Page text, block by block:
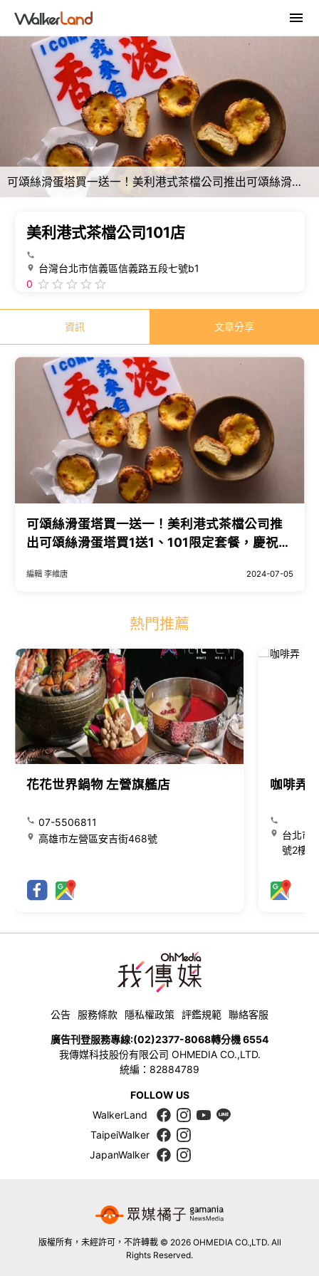
可頌絲滑蛋塔買一送一！美利港式茶檔公司推出可頌絲滑蛋塔買1送1、101限定套餐，慶祝101店開幕。
美利港式茶檔公司101店
台灣台北市信義區信義路五段七號b1
0
資訊 文章分享
可頌絲滑蛋塔買一送一！美利港式茶檔公司推
出可頌絲滑蛋塔買1送1、101限定套餐，慶祝
編輯 李維唐 2024-07-05
熱門推薦
花花世界鍋物 左營旗艦店
07-5506811
高雄市左營區安吉街468號
咖啡弄
台北市
號2樓
公告 服務條款 隱私權政策 評鑑規範 聯絡客服
廣告刊登服務專線:(02)2377-8068轉分機 6554
我傳媒科技股份有限公司 OHMEDIA CO.,LTD.
統編：82884789
FOLLOW US
WalkerLand
TaipeiWalker
JapanWalker
版權所有，未經許可，不許轉載 © 2026 OHMEDIA CO.,LTD. All
Rights Reserved.